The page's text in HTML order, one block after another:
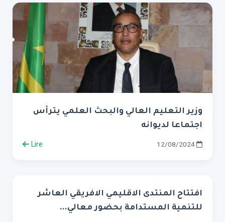
وزير التعليم العالي والبحث العلمي يترأس
اجتماعا لديوانه
12/08/2024
Lire
افتتاح المنتدى الاقليمي الافريقي العاشر
للتنمية المستدامة بحضور معالي...